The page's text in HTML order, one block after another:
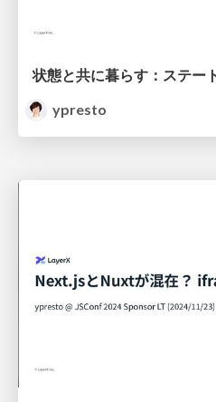
状態と共に暮らす：ステー
ypresto